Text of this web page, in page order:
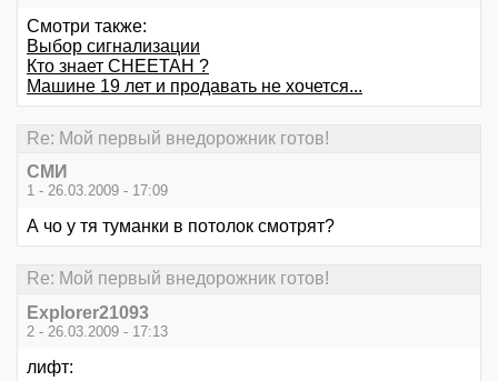
Смотри также:
Выбор сигнализации
Кто знает CHEETAH ?
Машине 19 лет и продавать не хочется...
Re: Мой первый внедорожник готов!
СМИ
1 - 26.03.2009 - 17:09
А чо у тя туманки в потолок смотрят?
Re: Мой первый внедорожник готов!
Explorer21093
2 - 26.03.2009 - 17:13
лифт: